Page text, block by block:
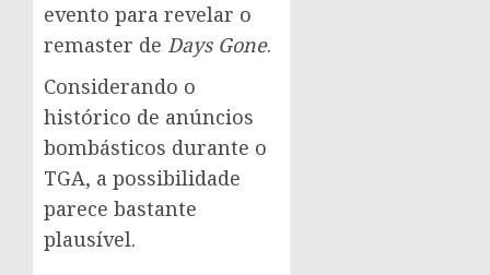
evento para revelar o
remaster de Days Gone.
Considerando o
histórico de anúncios
bombásticos durante o
TGA, a possibilidade
parece bastante
plausível.